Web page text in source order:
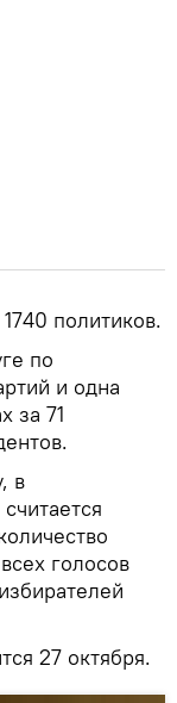
политиков.
по
и одна
за 71
в
голосов
27 октября.